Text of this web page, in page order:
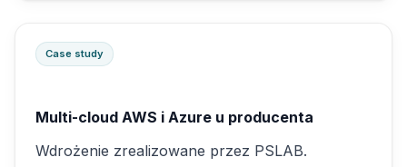
Case study
Multi-cloud AWS i Azure u producenta
Wdrożenie zrealizowane przez PSLAB.